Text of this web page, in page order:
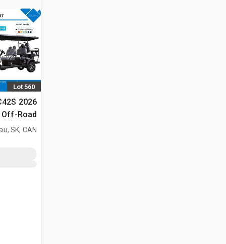
Lot 560
الجولف (Unused)
SK, CAN